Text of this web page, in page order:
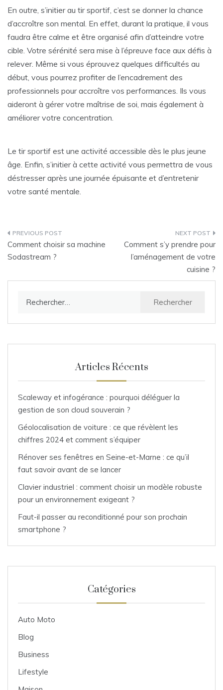
En outre, s’initier au tir sportif, c’est se donner la chance
d’accroître son mental. En effet, durant la pratique, il vous
faudra être calme et être organisé afin d’atteindre votre
cible. Votre sérénité sera mise à l’épreuve face aux défis à
relever. Même si vous éprouvez quelques difficultés au
début, vous pourrez profiter de l’encadrement des
professionnels pour accroître vos performances. Ils vous
aideront à gérer votre maîtrise de soi, mais également à
améliorer votre concentration.
Le tir sportif est une activité accessible dès le plus jeune
âge. Enfin, s’initier à cette activité vous permettra de vous
déstresser après une journée épuisante et d’entretenir
votre santé mentale.
Navigation
de
l’article
Comment choisir sa machine
Sodastream ?
Comment s’y prendre pour
l’aménagement de votre
cuisine ?
Articles Récents
Scaleway et infogérance : pourquoi déléguer la
gestion de son cloud souverain ?
Géolocalisation de voiture : ce que révèlent les
chiffres 2024 et comment s’équiper
Rénover ses fenêtres en Seine-et-Marne : ce qu’il
faut savoir avant de se lancer
Clavier industriel : comment choisir un modèle robuste
pour un environnement exigeant ?
Faut-il passer au reconditionné pour son prochain
smartphone ?
Catégories
Auto Moto
Blog
Business
Lifestyle